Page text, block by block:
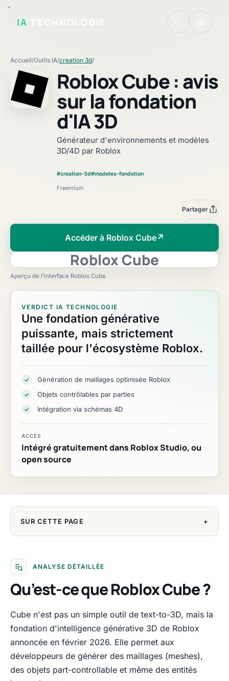
IA TECHNOLOGIE
Accueil/Outils IA/creation 3d/
Roblox Cube : avis
sur la fondation
d'IA 3D
Générateur d'environnements et modèles
3D/4D par Roblox
#creation-3d#modeles-fondation
Freemium
Accéder à Roblox Cube↗
Roblox Cube
Aperçu de l’interface Roblox Cube
VERDICT IA TECHNOLOGIE
Une fondation générative
puissante, mais strictement
taillée pour l'écosystème Roblox.
✓ Génération de maillages optimisée Roblox
✓ Objets contrôlables par parties
✓ Intégration via schémas 4D
ACCÈS
Intégré gratuitement dans Roblox Studio, ou
open source
SUR CETTE PAGE +
ANALYSE DÉTAILLÉE
Qu’est-ce que Roblox Cube ?
Cube n'est pas un simple outil de text-to-3D, mais la
fondation d'intelligence générative 3D de Roblox
annoncée en février 2026. Elle permet aux
développeurs de générer des maillages (meshes),
des objets part-controllable et même des entités